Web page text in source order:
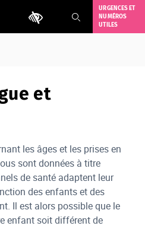
Outils d'accessibilité
URGENCES ET
NUMÉROS
UTILES
et
les âges et les prises en
sont données à titre
de santé adaptent leur
des enfants et des
Il est alors possible que le
enfant soit différent de